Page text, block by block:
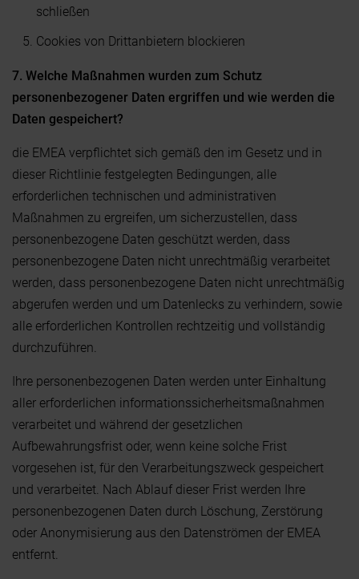
schließen
Cookies von Drittanbietern blockieren
7. Welche Maßnahmen wurden zum Schutz
personenbezogener Daten ergriffen und wie werden die
Daten gespeichert?
die EMEA verpflichtet sich gemäß den im Gesetz und in
dieser Richtlinie festgelegten Bedingungen, alle
erforderlichen technischen und administrativen
Maßnahmen zu ergreifen, um sicherzustellen, dass
personenbezogene Daten geschützt werden, dass
personenbezogene Daten nicht unrechtmäßig verarbeitet
werden, dass personenbezogene Daten nicht unrechtmäßig
abgerufen werden und um Datenlecks zu verhindern, sowie
alle erforderlichen Kontrollen rechtzeitig und vollständig
durchzuführen.
Ihre personenbezogenen Daten werden unter Einhaltung
aller erforderlichen informationssicherheitsmaßnahmen
verarbeitet und während der gesetzlichen
Aufbewahrungsfrist oder, wenn keine solche Frist
vorgesehen ist, für den Verarbeitungszweck gespeichert
und verarbeitet. Nach Ablauf dieser Frist werden Ihre
personenbezogenen Daten durch Löschung, Zerstörung
oder Anonymisierung aus den Datenströmen der EMEA
entfernt.